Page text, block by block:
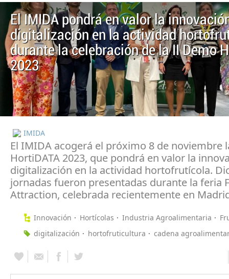
El IMIDA pondrá en valor la
digitalización en la actividad
durante la celebración de la II Demo
2023
IMIDA
El IMIDA acogerá el próximo 8 de noviembre
HortiDATA 2023, que pondrá en valor la
digitalización en la actividad hortofrutícola.
jornadas fueron presentadas durante la feria
Attraction, celebrada recientemente en
Innovación Hortícolas Industria Agroalimentaria
digitalización
hortofruticultura cadena